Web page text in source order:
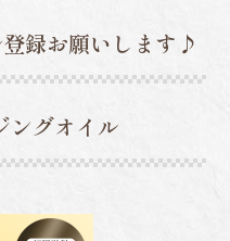
録お願いします♪
ングオイル